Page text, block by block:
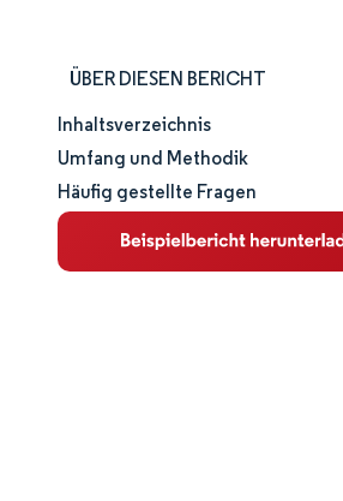
ÜBER DIESEN BERICHT
Marktgröße und -anteil
Marktanalyse
Trends und Einblicke
Inhaltsverzeichnis
Umfang und Methodik
Häufig gestellte Fragen